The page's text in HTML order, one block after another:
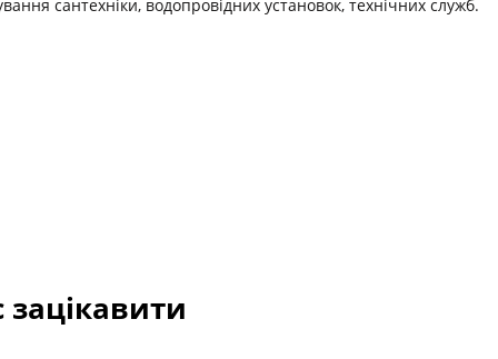
сантехніки, водопровідних установок, технічних служб.